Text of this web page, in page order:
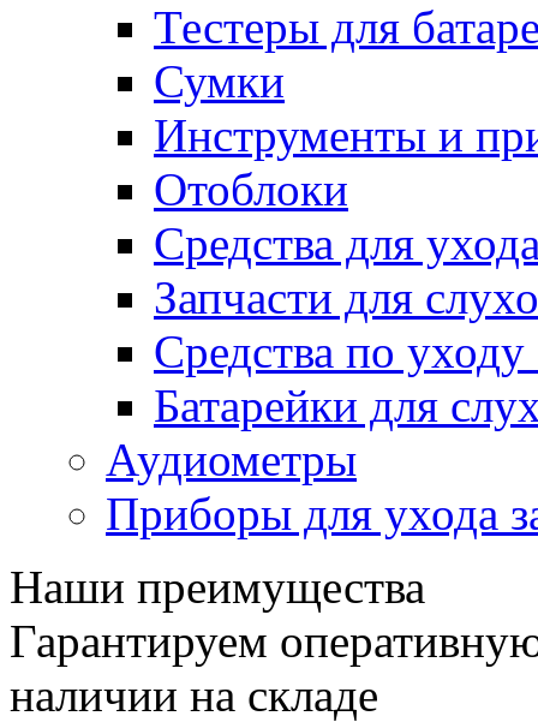
Тестеры для
Сумки
Инструменты и
Отоблоки
Средства для
Запчасти для
Средства по
Батарейки для
Аудиометры
Приборы для ухода
Наши преимущества
Гарантируем
наличии на складе